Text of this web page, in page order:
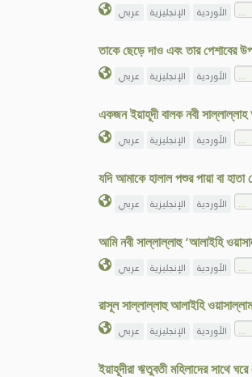
عربي الإنجليزية الأوردية
তাকে ছেড়ে দাও এবং তার পেশাবের
عربي الإنجليزية الأوردية
একজন ইয়াহূদী বালক নবী
عربي الإنجليزية الأوردية
যদি আমাকে হালাল পশুর পায়া বা
عربي الإنجليزية الأوردية
আমি নবী সাল্লাল্লাহু ‘আলাইহি
عربي الإنجليزية الأوردية
রাসূল সাল্লাল্লাহু আলাইহি
عربي الإنجليزية الأوردية
ইয়াহূদীরা ঋতুবতী মহিলাদের সাথে